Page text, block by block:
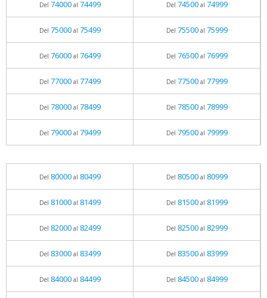
Del 74000al 74499 Del 74500al 74999
Del 75000al 75499 Del 75500al 75999
Del 76000al 76499 Del 76500al 76999
Del 77000al 77499 Del 77500al 77999
Del 78000al 78499 Del 78500al 78999
Del 79000al 79499 Del 79500al 79999
Del 80000al 80499 Del 80500al 80999
Del 81000al 81499 Del 81500al 81999
Del 82000al 82499 Del 82500al 82999
Del 83000al 83499 Del 83500al 83999
Del 84000al 84499 Del 84500al 84999